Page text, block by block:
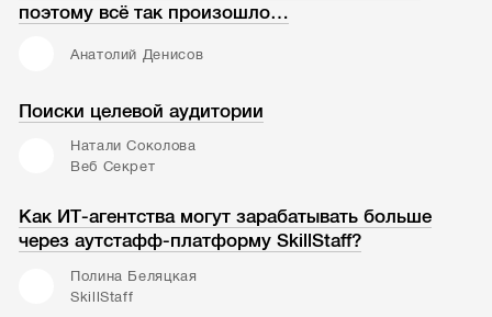
поэтому всё так произошло…
Анатолий Денисов
Поиски целевой аудитории
Натали Соколова
Веб Секрет
Как ИТ-агентства могут зарабатывать больше
через аутстафф-платформу SkillStaff?
Полина Беляцкая
SkillStaff